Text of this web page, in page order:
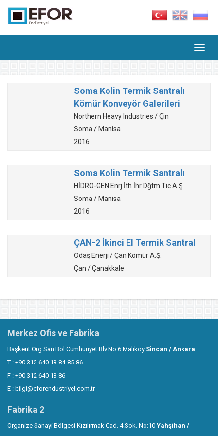
Soma Kolin Termik Santralı
Kömür Konveyör Galerileri
Northern Heavy Industries / Çin
Soma / Manisa
2016
Soma Kolin Termik Santralı
HİDRO-GEN Enrj İth İhr Dğtm Tic A.Ş.
Soma / Manisa
2016
ÇAN-2 İkinci El Termik Santral
Odaş Enerji / Çan Kömür A.Ş.
Çan / Çanakkale
Merkez Ofis ve Fabrika
Başkent Org.San.Böl.Cumhuriyet Blv.No:6 Maliköy Sincan / Ankara
T : +90 312 640 13 84-85-86
F : +90 312 640 13 86
E : bilgi@eforendustriyel.com.tr
Fabrika 2
Organize Sanayi Bölgesi Kızılırmak Cad. 4.Sok. No:10 Yahşihan /